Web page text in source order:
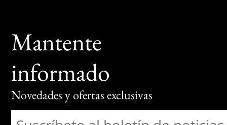
Mantente
informado
Novedades y ofertas exclusivas